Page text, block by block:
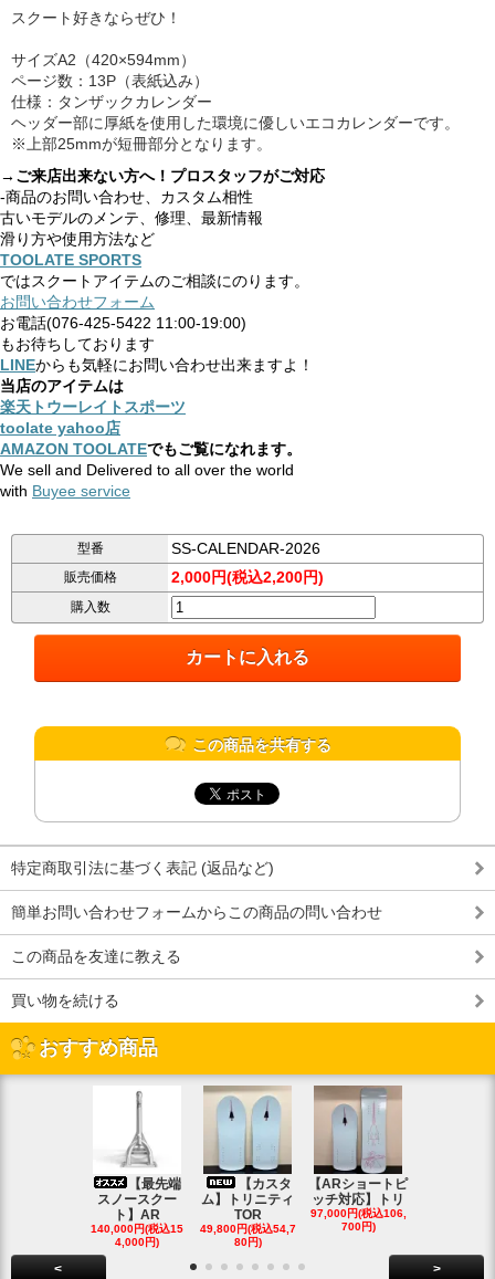
スクート好きならぜひ！
サイズA2（420×594mm）
ページ数：13P（表紙込み）
仕様：タンザックカレンダー
ヘッダー部に厚紙を使用した環境に優しいエコカレンダーです。
※上部25mmが短冊部分となります。
→ご来店出来ない方へ！プロスタッフがご対応
-商品のお問い合わせ、カスタム相性
古いモデルのメンテ、修理、最新情報
滑り方や使用方法など
TOOLATE SPORTS
ではスクートアイテムのご相談にのります。
お問い合わせフォーム
お電話(076-425-5422 11:00-19:00)
もお待ちしております
LINEからも気軽にお問い合わせ出来ますよ！
当店のアイテムは
楽天トウーレイトスポーツ
toolate yahoo店
AMAZON TOOLATEでもご覧になれます。
We sell and Delivered to all over the world
with Buyee service
型番 SS-CALENDAR-2026
販売価格 2,000円(税込2,200円)
購入数
この商品を共有する
特定商取引法に基づく表記 (返品など)
簡単お問い合わせフォームからこの商品の問い合わせ
この商品を友達に教える
買い物を続ける
おすすめ商品
【最先端
スノースクー
ト】AR
140,000円(税込15
4,000円)
【カスタ
ム】トリニティ
TOR
49,800円(税込54,7
80円)
【ARショートピ
ッチ対応】トリ
97,000円(税込106,
700円)
< >